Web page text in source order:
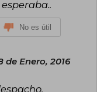
King ha recibido
entre los que
estadounidense
de las Artes (2015) y
Stoker, World
Edgar, entre otros.
No es útil
de Enero, 2016